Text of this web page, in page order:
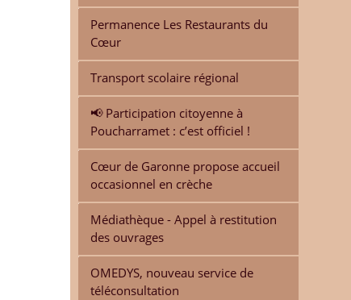
Permanence Les Restaurants du
Cœur
Transport scolaire régional
📢 Participation citoyenne à
Poucharramet : c’est officiel !
Cœur de Garonne propose accueil
occasionnel en crèche
Médiathèque - Appel à restitution
des ouvrages
OMEDYS, nouveau service de
téléconsultation